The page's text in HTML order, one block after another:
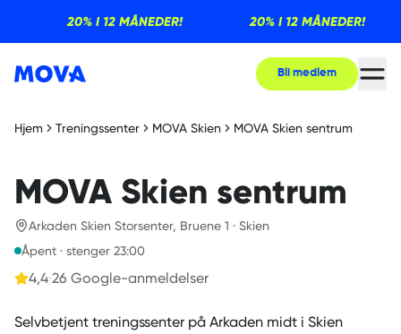
20% I 12 MÅNEDER! 20% I 12 MÅNEDER!
Bli medlem
Hjem Treningssenter MOVA Skien MOVA Skien sentrum
MOVA Skien sentrum
Arkaden Skien Storsenter, Bruene 1 · Skien
Åpent · stenger 23:00
4,4·26 Google-anmeldelser
Selvbetjent treningssenter på Arkaden midt i Skien